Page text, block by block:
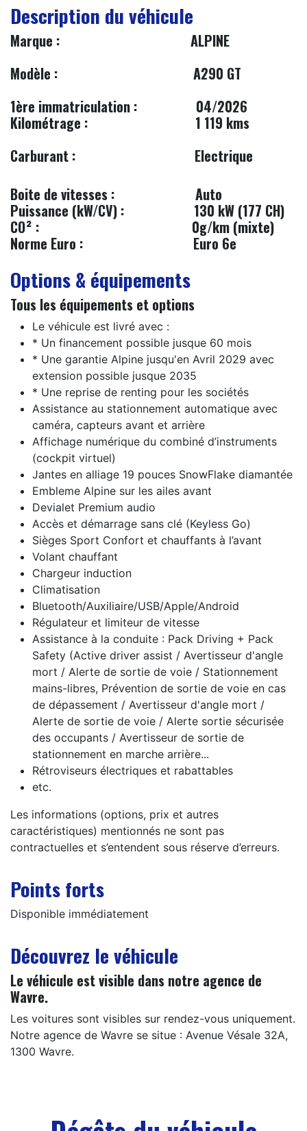
Description du véhicule
​Marque : ALPINE
Modèle :
A290 GT
1ère immatriculation :
​​04/2026
Kilométrage :
1 119 kms
Carburant :
Electrique
Boite de vitesses :
Auto
Puissance (kW/CV) :
130 kW (177 CH)
CO² :
0g/km (mixte)
Norme Euro :
​Euro 6e
Options & équipements
Tous les équipements et options
Le véhicule est livré avec :
* Un financement possible jusque 60 mois
* Une garantie Alpine jusqu'en Avril 2029 avec
extension possible jusque 2035
* Une reprise de renting pour les sociétés
Assistance au stationnement automatique avec
caméra, capteurs avant et arrière
Affichage numérique du combiné d’instruments
(cockpit virtuel)
Jantes en alliage 19 pouces SnowFlake diamantée
Embleme Alpine sur les ailes avant
Devialet Premium audio
Accès et démarrage sans clé (Keyless Go)
Sièges Sport Confort et chauffants à l’avant
Volant chauffant
Chargeur induction
Climatisation
Bluetooth/Auxiliaire/USB/Apple/Android
Régulateur et limiteur de vitesse
Assistance à la conduite : Pack Driving + Pack
Safety (Active driver assist / Avertisseur d'angle
mort / Alerte de sortie de voie / Stationnement
mains-libres, Prévention de sortie de voie en cas
de dépassement / Avertisseur d'angle mort /
Alerte de sortie de voie / Alerte sortie sécurisée
des occupants / Avertisseur de sortie de
stationnement en marche arrière...
Rétroviseurs électriques et rabattables
etc.
Les informations (options, prix et autres
caractéristiques) mentionnés ne sont pas
contractuelles et s’entendent sous réserve d’erreurs.
Points forts
Disponible immédiatement
Découvrez le véhicule
Le véhicule est visible dans notre agence de
Wavre.
Les voitures sont visibles sur rendez-vous uniquement.
Notre agence de Wavre se situe : Avenue Vésale 32A,
1300 Wavre.